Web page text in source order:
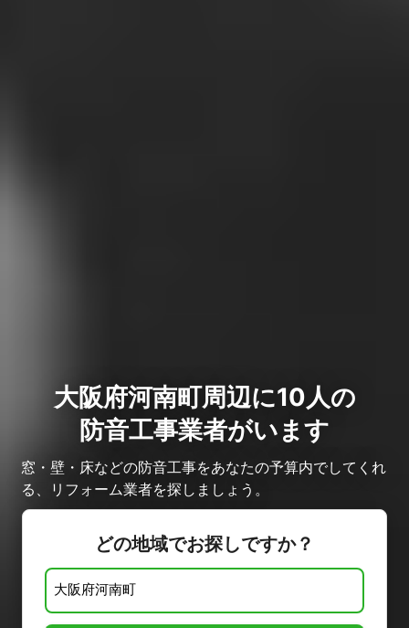
大阪府河南町周辺に10人の
防音工事業者がいます
窓・壁・床などの防音工事をあなたの予算内でしてくれ
る、リフォーム業者を探しましょう。
どの地域でお探しですか？